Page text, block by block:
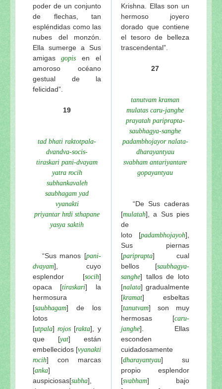
poder de un conjunto
de flechas, tan
espléndidas como las
nubes del monzón.
Ella sumerge a Sus
amigas gopis en el
amoroso océano
gestual de la
felicidad”.
19
tad bhati raktotpala-
dvandva-socis-
tiraskari pani-dvayam
yatra rocih
subhankavaleh
saubhagam yad
vyanakti
priyantar hrdi sthapane
yasya saktih
“Sus manos [pani-
dvayam], cuyo
esplendor [socih]
opaca [tiraskari] la
hermosura
[saubhagam] de los
lotos
[utpala] rojos [rakta], y
que [yat] están
embellecidos [vyanakti
rocih] con marcas
[anka]
auspiciosas[subha],
Krishna. Ellas son un
hermoso joyero
dorado que contiene
el tesoro de belleza
trascendental”.
27
tanutvam kraman
mulatas caru-janghe
prayatah pariprapta-
saubhagya-sanghe
padambhojayor nalata-
dharayantyau
svabham antariyantare
gopayantyau
“De Sus caderas
[mulatah], a Sus pies
de
loto
[padambhojayoh],
Sus piernas
[pariprapta] cual
bellos [saubhagya-
sanghe] tallos de loto
[nalata] gradualmente
[kramat] esbeltas
[tanutvam] son muy
hermosas [caru-
janghe]. Ellas
esconden
cuidadosamente
[dharayantyau] su
propio esplendor
[svabham] bajo